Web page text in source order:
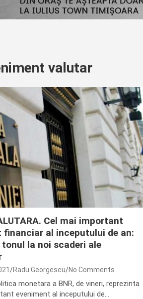
valutar
Cel mai important
financiar al inceputului de an:
tonul la noi scaderi ale
Radu Georgescu No Comments
monetara a BNR, de vineri, reprezinta
eveniment al inceputului de…